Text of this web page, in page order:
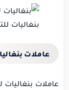
بنغاليات
عاملات
عاملات